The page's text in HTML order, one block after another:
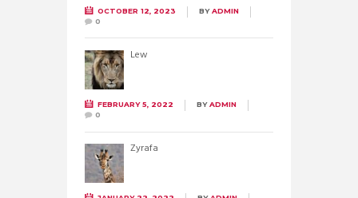
OCTOBER 12, 2023 BYADMIN
0
Lew
FEBRUARY 5, 2022 BYADMIN
0
Żyrafa